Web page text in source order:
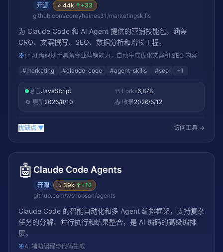
开源 ⭐ 44k ↑+33
github.com/coreyhaines31/marketingskills
为 Claude Code 和 AI Agent 提供的营销技能包，涵盖
CRO、文案撰写、SEO、数据分析和增长工程。
🎯让 AI 编码助手具备专业营销能力，自动生成优化文案和 SEO 内容
#marketing #claude-code #agent-skills #seo +1
语言JavaScript 🍴 Forks6,878
🔄 更新2026/8/10 📥 收录2026/6/12
优缺点 ▼ 访问工具 →
🤖 Claude Code Agents
开源 ⭐ 39k ↑+12
github.com/wshobson/agents
Claude Code 的智能自动化和多 Agent 编排框架，支持复杂
任务的分解、并行执行和结果整合，是 AI 编码的高级编排
层。
🎯AI 辅助编程与代码生成